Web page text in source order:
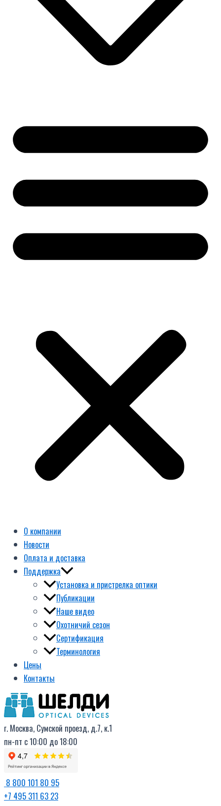
О компании
Новости
Оплата и доставка
Поддержка
Установка и пристрелка оптики
Публикации
Наше видео
Охотничий сезон
Сертификация
Терминология
Цены
Контакты
г. Москва, Сумской проезд, д.7, к.1
пн-пт с 10:00 до 18:00
8 800 101 80 95
+7 495 311 63 23